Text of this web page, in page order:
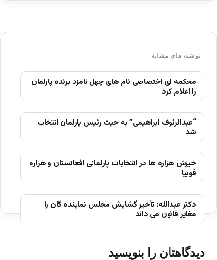
نوشته های مشابه
محکمه ای اختصاصی نام های چهل نامزد برنده پارلمان
را اعلام کرد
“عبدالرئوف ابراهیمی” به حیث رئیس پارلمان انتخاب
شد
خیزش ھزاره ھا در انتخابات پارلمانی افغانستان و ھزاره
فوبیا
دکتر عبدالله: تأخیر گشایش مجلس نماینده گان را
مغایر قانون می داند
دیدگاهتان را بنویسید